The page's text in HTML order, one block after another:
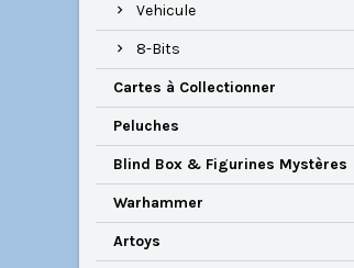
Vehicule
8-Bits
Cartes à Collectionner
Peluches
Blind Box & Figurines Mystères
Warhammer
Artoys